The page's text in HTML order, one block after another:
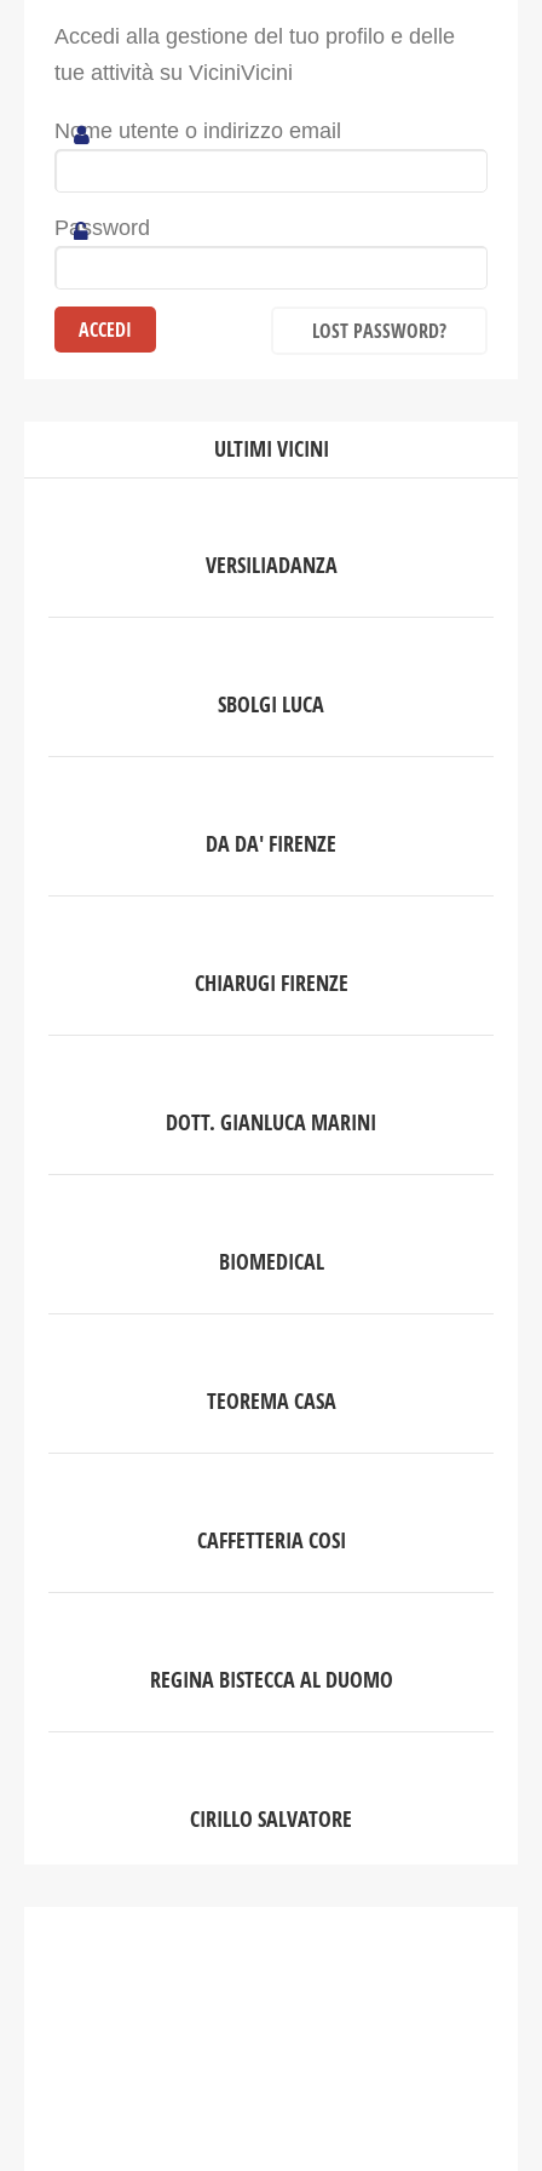
Accedi alla gestione del tuo profilo e delle
tue attività su ViciniVicini
Nome utente o indirizzo email
Password
LOST PASSWORD?
ULTIMI VICINI
VERSILIADANZA
SBOLGI LUCA
DA DA' FIRENZE
CHIARUGI FIRENZE
DOTT. GIANLUCA MARINI
BIOMEDICAL
TEOREMA CASA
CAFFETTERIA COSI
REGINA BISTECCA AL DUOMO
CIRILLO SALVATORE